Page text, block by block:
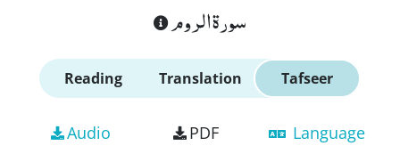
سورة الروم
Reading Translation Tafseer
Audio PDF Language